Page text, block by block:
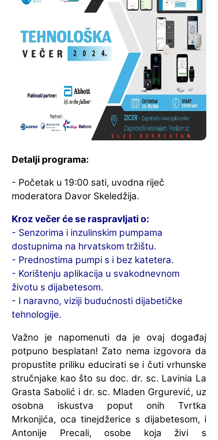
Detalji programa:
- Početak u 19:00 sati, uvodna riječ
moderatora Davor Skeledžija.
Kroz večer će se raspravljati o:
- Senzorima i inzulinskim pumpama
dostupnima na hrvatskom tržištu.
- Prednostima pumpi s i bez katetera.
- Korištenju aplikacija u svakodnevnom
životu s dijabetesom.
- I naravno, viziji budućnosti dijabetičke
tehnologije.
Važno je napomenuti da je ovaj događaj
potpuno besplatan! Zato nema izgovora da
propustite priliku educirati se i čuti vrhunske
stručnjake kao što su doc. dr. sc. Lavinia La
Grasta Sabolić i dr. sc. Mladen Grgurević, uz
osobna iskustva poput onih Tvrtka
Mrkonjića, oca tinejdžerice s dijabetesom, i
Antonije Precali, osobe koja živi s